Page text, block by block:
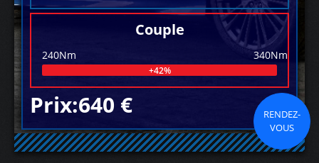
Couple
240Nm 340Nm
+42%
Prix:640 €
RENDEZ-
VOUS